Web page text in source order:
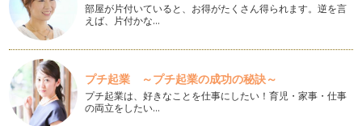
春から小学生！算数セットを使ってプリント学習をはじめよう
年長さんもいよいよ春から小学1年生。 新しい生活にドキド
キワ…
お正月の遊びが算数のお勉強につながってるって本当？ -後
半-
スゴロク遊びでかかせないのが、サイコロですね。 買ったサ
イコロもいいですが、…
部屋が片付いていると、お得がたくさん得られます。逆を言
えば、片付かな…
プチ起業 ～プチ起業の成功の秘訣～
プチ起業は、好きなことを仕事にしたい！育児・家事・仕事
の両立をしたい…